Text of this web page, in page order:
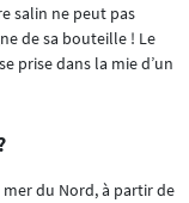
salin ne peut pas
de sa bouteille ! Le
prise dans la mie d’un
du Nord, à partir de